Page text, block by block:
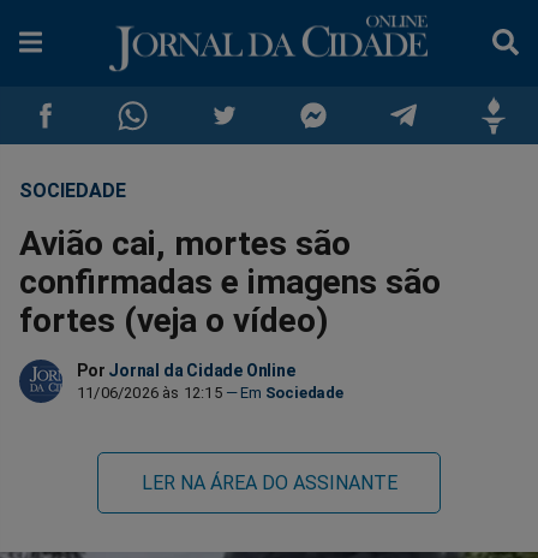
Compartilhar
no
Facebook
Compartilhar
no
Whatsapp
no
Twitter
no
Messenger
no
SOCIEDADE
Avião cai, mortes são
confirmadas e imagens são
fortes (veja o vídeo)
Por Jornal da Cidade Online
11/06/2026 às 12:15 Sociedade
LER NA ÁREA DO ASSINANTE